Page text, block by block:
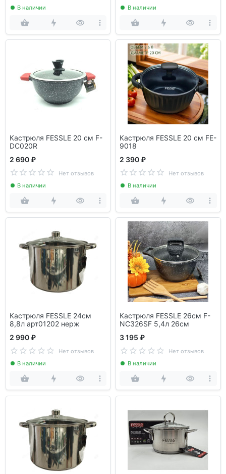
В наличии
В наличии
Кастрюля FESSLE 20 см F-
DC020R
2 690 ₽
Нет отзывов
В наличии
Кастрюля FESSLE 20 см FE-
9018
2 390 ₽
Нет отзывов
В наличии
Кастрюля FESSLE 24см
8,8л арт01202 нерж
2 990 ₽
Нет отзывов
В наличии
Кастрюля FESSLE 26см F-
NC326SF 5,4л 26см
3 195 ₽
Нет отзывов
В наличии